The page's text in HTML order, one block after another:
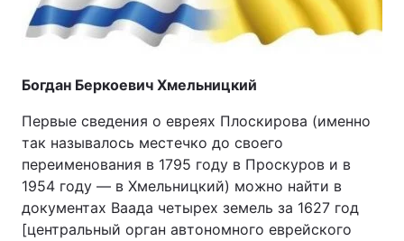
Політика
Економіка Світ
Спорт Наука
Техно і зв'язок Лайт
Богдан Беркоевич Хмельницкий
Первые сведения о евреях Плоскирова (именно
так называлось местечко до своего
переименования в 1795 году в Проскуров и в
1954 году — в Хмельницкий) можно найти в
документах Ваада четырех земель за 1627 год
[центральный орган автономного еврейского